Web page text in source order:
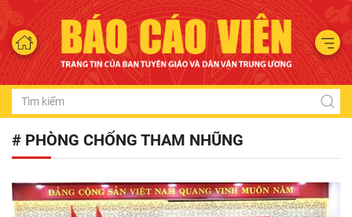
# PHÒNG CHỐNG THAM NHŨNG